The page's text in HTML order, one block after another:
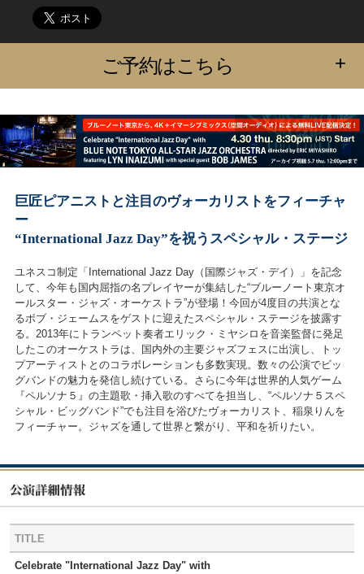
ご予約はこちら +
巨匠ピアニストと注目のヴォーカリストをフィーチャ
ー
“International Jazz Day”を祝うスペシャル・ステージ
ユネスコ制定「International Jazz Day（国際ジャズ・デイ）」を記念
して、今年も国内屈指の名プレイヤーが集結した“ブルーノート東京オ
ールスター・ジャズ・オーケストラ”が登場！今回が4度目の共演とな
るボブ・ジェームスをゲストに迎えたスペシャル・ステージを披露す
る。2013年にトランペット奏者エリック・ミヤシロを音楽監督に発足
したこのオーケストラは、国内外の主要ジャズフェスに出演し、トッ
プアーティストとのコラボレーションも多数実現。数々の公演でビッ
グバンドの魅力を発信し続けている。さらに今年は世界的人気ゲーム
『ペルソナ５』の主題歌・挿入歌のすべてを担当し、“ペルソナ５スペ
シャル・ビッグバンド”でも注目を浴びたヴォーカリスト、稲泉りんを
フィーチャー。ジャズを通して世界と繋がり、平和を祈りたい。
TITLE
Celebrate "International Jazz Day" with